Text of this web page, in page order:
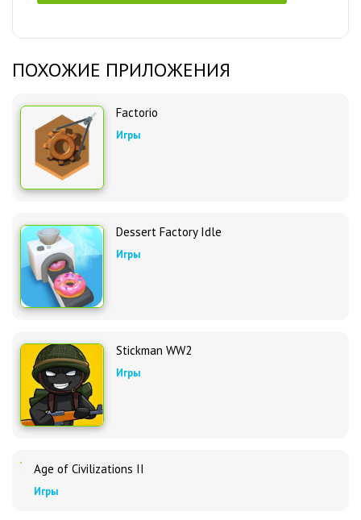
ПОХОЖИЕ ПРИЛОЖЕНИЯ
Factorio
Игры
Dessert Factory Idle
Игры
Stickman WW2
Игры
Age of Civilizations II
Игры